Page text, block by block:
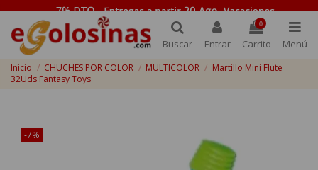
Buscar Entrar
0
Carrito Menú
Inicio CHUCHES POR COLOR MULTICOLOR
Martillo Mini Flute
32Uds Fantasy Toys
-7%